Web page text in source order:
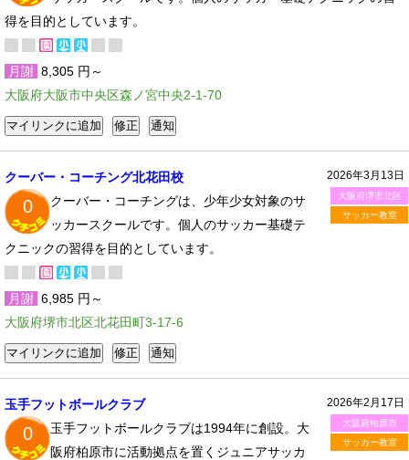
得を目的としています。
月謝 8,305 円～
大阪府大阪市中央区森ノ宮中央2-1-70
2026年3月13日
大阪府堺市北区
サッカー教室
クーバー・コーチング北花田校
0
クーバー・コーチングは、少年少女対象のサ
ッカースクールです。個人のサッカー基礎テ
クニックの習得を目的としています。
月謝 6,985 円～
大阪府堺市北区北花田町3-17-6
2026年2月17日
大阪府柏原市
サッカー教室
玉手フットボールクラブ
0
玉手フットボールクラブは1994年に創設。大
阪府柏原市に活動拠点を置くジュニアサッカ